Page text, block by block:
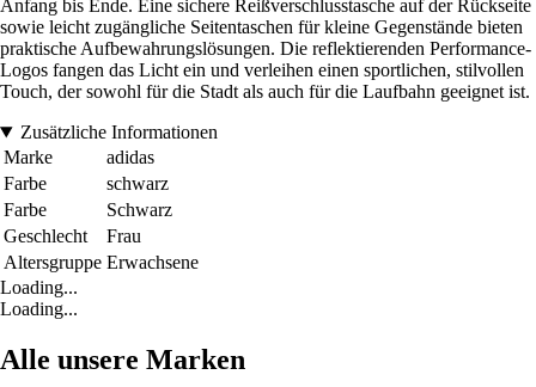
Anfang bis Ende. Eine sichere Reißverschlusstasche auf der Rückseite
sowie leicht zugängliche Seitentaschen für kleine Gegenstände bieten
praktische Aufbewahrungslösungen. Die reflektierenden Performance-
Logos fangen das Licht ein und verleihen einen sportlichen, stilvollen
Touch, der sowohl für die Stadt als auch für die Laufbahn geeignet ist.
Zusätzliche Informationen
Marke
adidas
Farbe
schwarz
Farbe
Schwarz
Geschlecht
Frau
Altersgruppe Erwachsene
Loading...
Loading...
Alle unsere Marken